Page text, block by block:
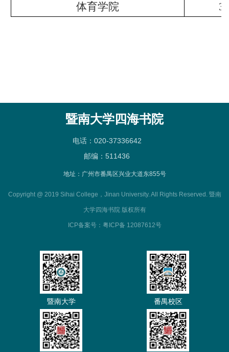
体育学院
暨南大学四海书院
电话：020-37336642
邮编：511436
地址：广州市番禺区兴业大道东855号
Copyright @ 2019 Sihai College，Jinan University. All Rights Reserved. 暨南
大学四海书院 版权所有
ICP备案号：粤ICP备 12087612号
暨南大学 番禺校区